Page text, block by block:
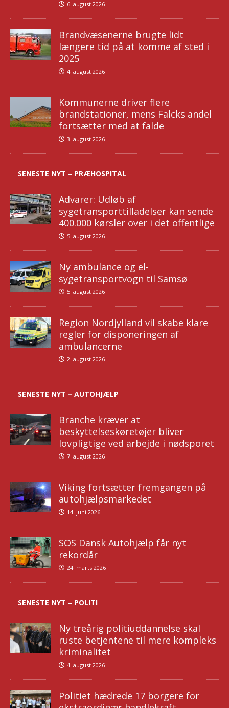
6. august 2026
Brandvæsenerne brugte lidt
længere tid på at komme af sted i
2025
4. august 2026
Kommunerne driver flere
brandstationer, mens Falcks andel
fortsætter med at falde
3. august 2026
SENESTE NYT – PRÆHOSPITAL
Advarer: Udløb af
sygetransporttilladelser kan sende
400.000 kørsler over i det offentlige
5. august 2026
Ny ambulance og el-
sygetransportvogn til Samsø
5. august 2026
Region Nordjylland vil skabe klare
regler for disponeringen af
ambulancerne
2. august 2026
SENESTE NYT – AUTOHJÆLP
Branche kræver at
beskyttelseskøretøjer bliver
lovpligtige ved arbejde i nødsporet
7. august 2026
Viking fortsætter fremgangen på
autohjælpsmarkedet
14. juni 2026
SOS Dansk Autohjælp får nyt
rekordår
24. marts 2026
SENESTE NYT – POLITI
Ny treårig politiuddannelse skal
ruste betjentene til mere kompleks
kriminalitet
4. august 2026
Politiet hædrede 17 borgere for